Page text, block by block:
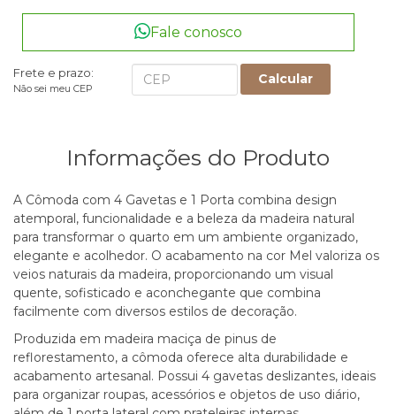
Fale conosco
Frete e prazo:
Não sei meu CEP
Calcular
Informações do Produto
A Cômoda com 4 Gavetas e 1 Porta combina design
atemporal, funcionalidade e a beleza da madeira natural
para transformar o quarto em um ambiente organizado,
elegante e acolhedor. O acabamento na cor Mel valoriza os
veios naturais da madeira, proporcionando um visual
quente, sofisticado e aconchegante que combina
facilmente com diversos estilos de decoração.
Produzida em madeira maciça de pinus de
reflorestamento, a cômoda oferece alta durabilidade e
acabamento artesanal. Possui 4 gavetas deslizantes, ideais
para organizar roupas, acessórios e objetos de uso diário,